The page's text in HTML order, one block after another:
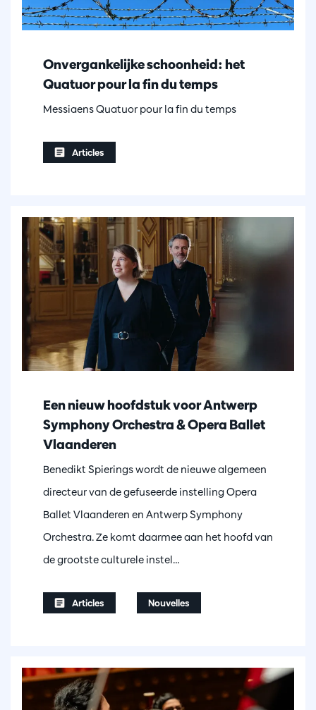
Onvergankelijke schoonheid: het
Quatuor pour la fin du temps
Messiaens Quatuor pour la fin du temps
Articles
Een nieuw hoofdstuk voor Antwerp
Symphony Orchestra & Opera Ballet
Vlaanderen
Benedikt Spierings wordt de nieuwe algemeen
directeur van de gefuseerde instelling Opera
Ballet Vlaanderen en Antwerp Symphony
Orchestra. Ze komt daarmee aan het hoofd van
de grootste culturele instel…
Articles Nouvelles